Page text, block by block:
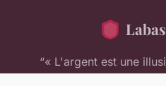
“« L'argent est une